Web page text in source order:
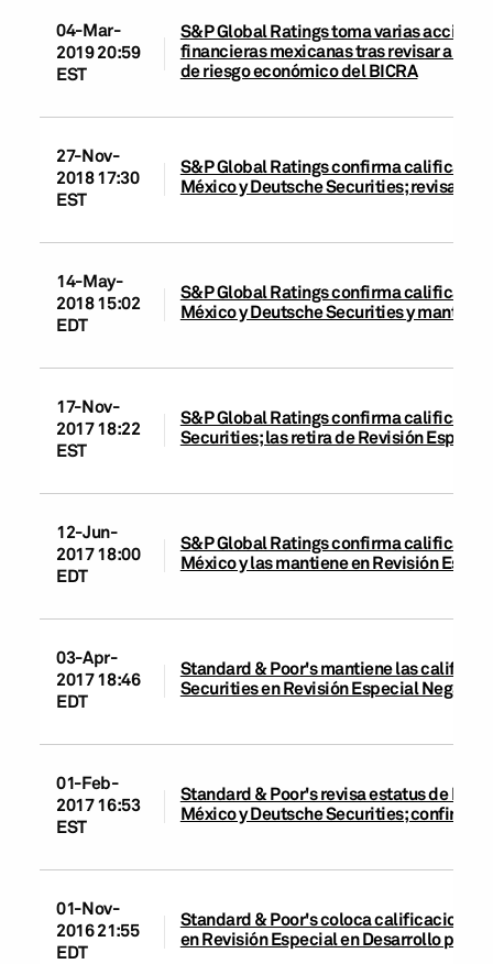
04-Mar-
2019 20:59
EST
S&P Global Ratings toma varias
financieras mexicanas tras revisar a
de riesgo económico del BICRA
27-Nov-
2018 17:30
EST
S&P Global Ratings confirma
México y Deutsche Securities; revisa
14-May-
2018 15:02
EDT
S&P Global Ratings confirma
México y Deutsche Securities y
17-Nov-
2017 18:22
EST
S&P Global Ratings confirma
Securities; las retira de Revisión
12-Jun-
2017 18:00
EDT
S&P Global Ratings confirma
México y las mantiene en Revisión
03-Apr-
2017 18:46
EDT
Standard & Poor's mantiene las
Securities en Revisión Especial Negativa
01-Feb-
2017 16:53
EST
Standard & Poor's revisa estatus de
México y Deutsche Securities; confirma
01-Nov-
2016 21:55
EDT
Standard & Poor's coloca calificaciones
en Revisión Especial en Desarrollo por